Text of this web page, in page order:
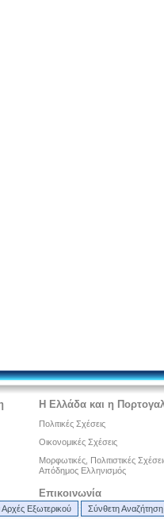
Η Ελλάδα και η
Πολιτικές Σχέσεις
Οικονομικές Σχέσεις
Μορφωτικές, Πολιτιστικές
Απόδημος Ελληνισμός
Επικοινωνία
Αρχές Εξωτερικού Σύνθετη Αναζήτηση